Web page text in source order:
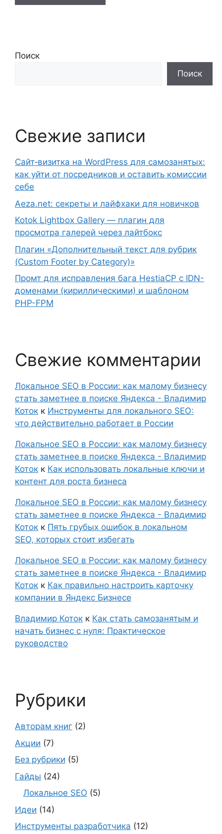
Поиск
Поиск
Свежие записи
Сайт‑визитка на WordPress для самозанятых:
как уйти от посредников и оставить комиссии
себе
Aeza.net: секреты и лайфхаки для новичков
Kotok Lightbox Gallery — плагин для
просмотра галерей через лайтбокс
Плагин «Дополнительный текст для рубрик
(Custom Footer by Category)»
Промт для исправления бага HestiaCP с IDN-
доменами (кириллическими) и шаблоном
PHP-FPM
Свежие комментарии
Локальное SEO в России: как малому бизнесу
стать заметнее в поиске Яндекса - Владимир
Коток к Инструменты для локального SEO:
что действительно работает в России
Локальное SEO в России: как малому бизнесу
стать заметнее в поиске Яндекса - Владимир
Коток к Как использовать локальные ключи и
контент для роста бизнеса
Локальное SEO в России: как малому бизнесу
стать заметнее в поиске Яндекса - Владимир
Коток к Пять грубых ошибок в локальном
SEO, которых стоит избегать
Локальное SEO в России: как малому бизнесу
стать заметнее в поиске Яндекса - Владимир
Коток к Как правильно настроить карточку
компании в Яндекс Бизнесе
Владимир Коток к Как стать самозанятым и
начать бизнес с нуля: Практическое
руководство
Рубрики
Авторам книг (2)
Акции (7)
Без рубрики (5)
Гайды (24)
Локальное SEO (5)
Идеи (14)
Инструменты разработчика (12)